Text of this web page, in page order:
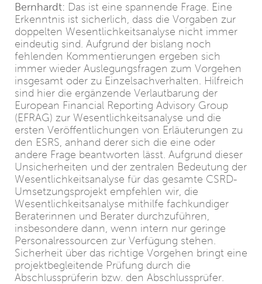
Bernhardt: Das ist eine spannende Frage. Eine
Erkenntnis ist sicherlich, dass die Vorgaben zur
doppelten Wesentlichkeitsanalyse nicht immer
eindeutig sind. Aufgrund der bislang noch
fehlenden Kommentierungen ergeben sich
immer wieder Auslegungsfragen zum Vorgehen
insgesamt oder zu Einzelsachverhalten. Hilfreich
sind hier die ergänzende Verlautbarung der
European Financial Reporting Advisory Group
(EFRAG) zur Wesentlichkeitsanalyse und die
ersten Veröffentlichungen von Erläuterungen zu
den ESRS, anhand derer sich die eine oder
andere Frage beantworten lässt. Aufgrund dieser
Unsicherheiten und der zentralen Bedeutung der
Wesentlichkeitsanalyse für das gesamte CSRD-
Umsetzungsprojekt empfehlen wir, die
Wesentlichkeitsanalyse mithilfe fachkundiger
Beraterinnen und Berater durchzuführen,
insbesondere dann, wenn intern nur geringe
Personalressourcen zur Verfügung stehen.
Sicherheit über das richtige Vorgehen bringt eine
projektbegleitende Prüfung durch die
Abschlussprüferin bzw. den Abschlussprüfer.